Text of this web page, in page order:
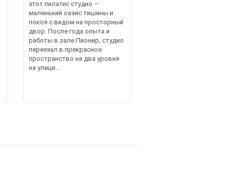
этот пилатес студио –
маленький оазис тишины и
покоя с видом на просторный
двор. После года опыта и
работы в зале Пионир, студио
переехал в прекрасное
пространство на два уровня
на улице...